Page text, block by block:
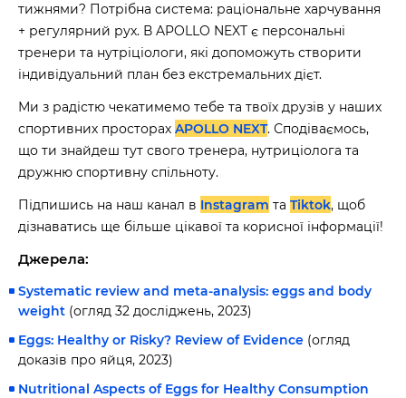
тижнями? Потрібна система: раціональне харчування
+ регулярний рух. В APOLLO NEXT є персональні
тренери та нутріціологи, які допоможуть створити
індивідуальний план без екстремальних дієт.
Ми з радістю чекатимемо тебе та твоїх друзів у наших
спортивних просторах APOLLO NEXT. Сподіваємось,
що ти знайдеш тут свого тренера, нутриціолога та
дружню спортивну спільноту.
Підпишись на наш канал в Instagram та Tiktok, щоб
дізнаватись ще більше цікавої та корисної інформації!
Джерела:
Systematic review and meta-analysis: eggs and body
weight (огляд 32 досліджень, 2023)
Eggs: Healthy or Risky? Review of Evidence (огляд
доказів про яйця, 2023)
Nutritional Aspects of Eggs for Healthy Consumption